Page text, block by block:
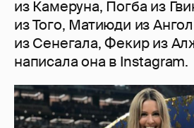
из Камеруна, Погба из
из Того, Матиюди из
из Сенегала, Фекир из
написала она в Instagram.